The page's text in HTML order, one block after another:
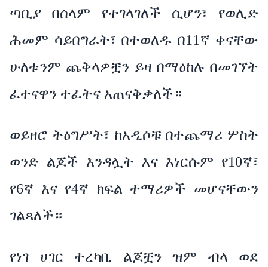
ጣቢያ በሰላም የተገላገለች ሲሆን፣ የወሊድ
ሕመም ሳይበግራት፣ በተወለዱ በ11ኛ ቀናቸው
ሁለቱንም ጨቅላዎቿን ይዛ በማዕከሉ በመገኘት
ፈተናዋን ተፈትና አጠናቅቃለች።
ወይዘሮ ትዕግሥት፣ ከአዲሶቹ በተጨማሪ ሦስት
ወንድ ልጆች እንዳሏት እና እነርሱም የ10ኛ፣
የ6ኛ እና የ4ኛ ክፍል ተማሪዎች መሆናቸውን
ገልጻለች።
የነገ ሀገር ተረካቢ ልጆቿን ዝም ብላ ወደ